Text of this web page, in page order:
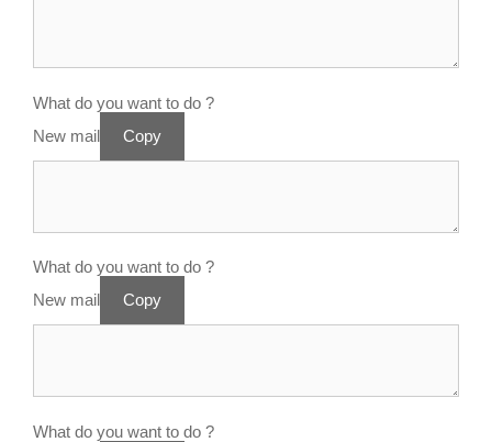
What do you want to do ?
New mail
Copy
What do you want to do ?
New mail
Copy
What do you want to do ?